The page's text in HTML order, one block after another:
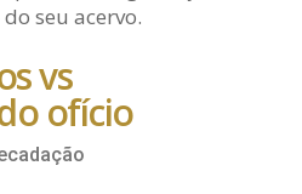
seu acervo.
vs
ofício